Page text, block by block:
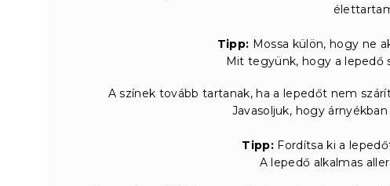
Tipp: Mossa külön, hogy ne
Mit tegyünk, hogy a lepedő
A színek tovább tartanak, ha a lepedőt nem
Javasoljuk, hogy
Tipp:Fordítsa ki a
A lepedő alkalmas